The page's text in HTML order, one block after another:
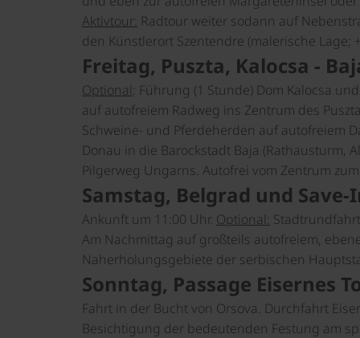
Aktivtour: Radtour weiter sodann auf
den Künstlerort Szentendre (malerische Lage;
Freitag, Puszta, Kalocsa -
Optional : Führung (1 Stunde) Dom Kalocsa
auf autofreiem Radweg ins Zentrum des
Schweine- und Pferdeherden auf autofreiem
Donau in die Barockstadt Baja (Rathausturm,
Pilgerweg Ungarns. Autofrei vom Zentrum
Samstag, Belgrad und Save-
Ankunft um 11:00 Uhr. Optional:
Am Nachmittag auf großteils autofreiem,
Naherholungsgebiete der serbischen
Sonntag, Passage Eisernes
Fahrt in der Bucht von Orsova. Durchfahrt
Besichtigung der bedeutenden Festung am